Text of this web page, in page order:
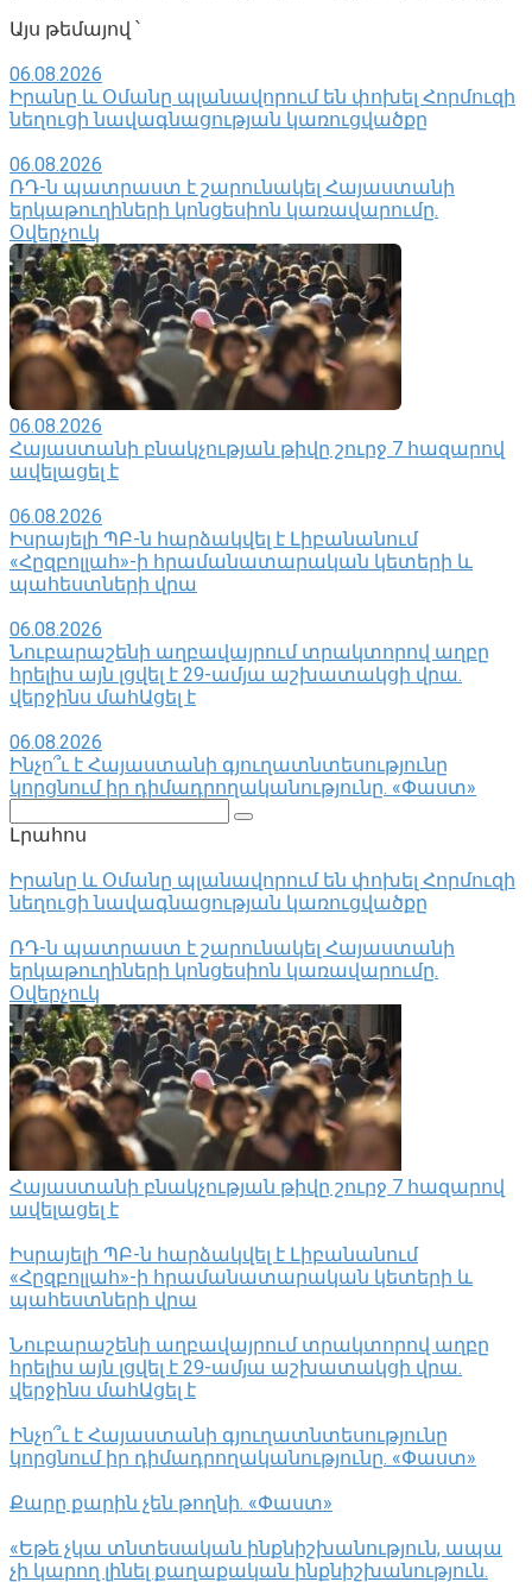
Այս թեմայով ՝
06.08.2026
Իրանը և Օմանը պլանավորում են փոխել Հորմուզի
նեղուցի նավագնացության կառուցվածքը
06.08.2026
ՌԴ-ն պատրաստ է շարունակել Հայաստանի
երկաթուղիների կոնցեսիոն կառավարումը.
Օվերչուկ
06.08.2026
Հայաստանի բնակչության թիվը շուրջ 7 հազարով
ավելացել է
06.08.2026
Իսրայելի ՊԲ-ն հարձակվել է Լիբանանում
«Հըզբոլլահ»-ի հրամանատարական կետերի և
պահեստների վրա
06.08.2026
Նուբարաշենի աղբավայրում տրակտորով աղբը
հրելիս այն լցվել է 29-ամյա աշխատակցի վրա.
վերջինս մահԱցել է
06.08.2026
Ինչո՞ւ է Հայաստանի գյուղատնտեսությունը
կորցնում իր դիմադրողականությունը. «Փաստ»
Լրահոս
Իրանը և Օմանը պլանավորում են փոխել Հորմուզի
նեղուցի նավագնացության կառուցվածքը
ՌԴ-ն պատրաստ է շարունակել Հայաստանի
երկաթուղիների կոնցեսիոն կառավարումը.
Օվերչուկ
Հայաստանի բնակչության թիվը շուրջ 7 հազարով
ավելացել է
Իսրայելի ՊԲ-ն հարձակվել է Լիբանանում
«Հըզբոլլահ»-ի հրամանատարական կետերի և
պահեստների վրա
Նուբարաշենի աղբավայրում տրակտորով աղբը
հրելիս այն լցվել է 29-ամյա աշխատակցի վրա.
վերջինս մահԱցել է
Ինչո՞ւ է Հայաստանի գյուղատնտեսությունը
կորցնում իր դիմադրողականությունը. «Փաստ»
Քարը քարին չեն թողնի. «Փաստ»
«Եթե չկա տնտեսական ինքնիշխանություն, ապա
չի կարող լինել քաղաքական ինքնիշխանություն.